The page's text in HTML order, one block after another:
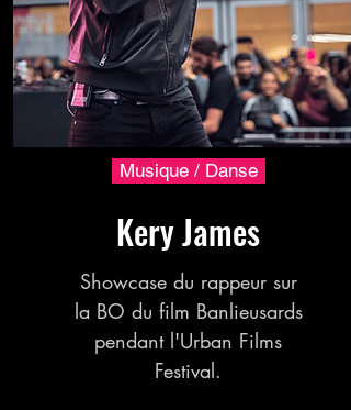
Musique / Danse
Kery James
Showcase du rappeur sur
la BO du film Banlieusards
pendant l'Urban Films
Festival.